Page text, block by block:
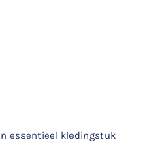
essentieel kledingstuk